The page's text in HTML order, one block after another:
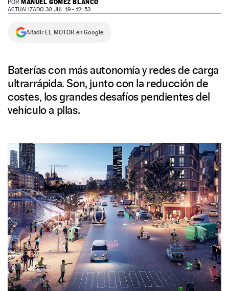
NEWSLETTER
POR MANUEL GÓMEZ BLANCO
ACTUALIZADO 30 JUL 19 - 12: 53
Añadir EL MOTOR en Google
Baterías con más autonomía y redes de carga
ultrarrápida. Son, junto con la reducción de
costes, los grandes desafíos pendientes del
vehículo a pilas.